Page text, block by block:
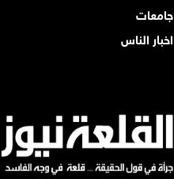
جامعات
اخبار الناس